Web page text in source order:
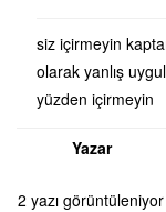
siz içirmeyin
olarak yanlış
yüzden içirmeyin
Yazar
2 yazı